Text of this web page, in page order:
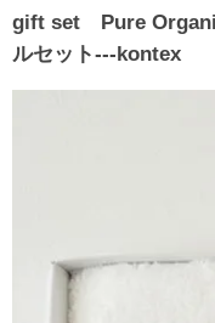
gift set Pure
ルセット---kontex